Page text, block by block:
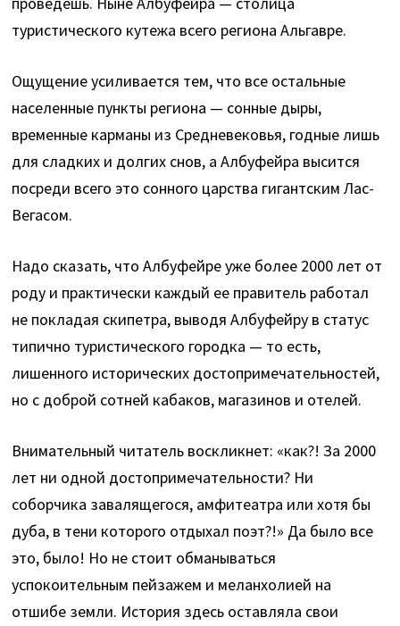
туристического кутежа всего региона Альгавре.
Ощущение усиливается тем, что все остальные
населенные пункты региона — сонные дыры,
временные карманы из Средневековья, годные лишь
для сладких и долгих снов, а Албуфейра высится
посреди всего это сонного царства гигантским Лас-
Вегасом.
Надо сказать, что Албуфейре уже более 2000 лет от
роду и практически каждый ее правитель работал
не покладая скипетра, выводя Албуфейру в статус
типично туристического городка — то есть,
лишенного исторических достопримечательностей,
но с доброй сотней кабаков, магазинов и отелей.
Внимательный читатель воскликнет: «как?! За 2000
лет ни одной достопримечательности? Ни
соборчика завалящегося, амфитеатра или хотя бы
дуба, в тени которого отдыхал поэт?!» Да было все
это, было! Но не стоит обманываться
успокоительным пейзажем и меланхолией на
отшибе земли. История здесь оставляла свои